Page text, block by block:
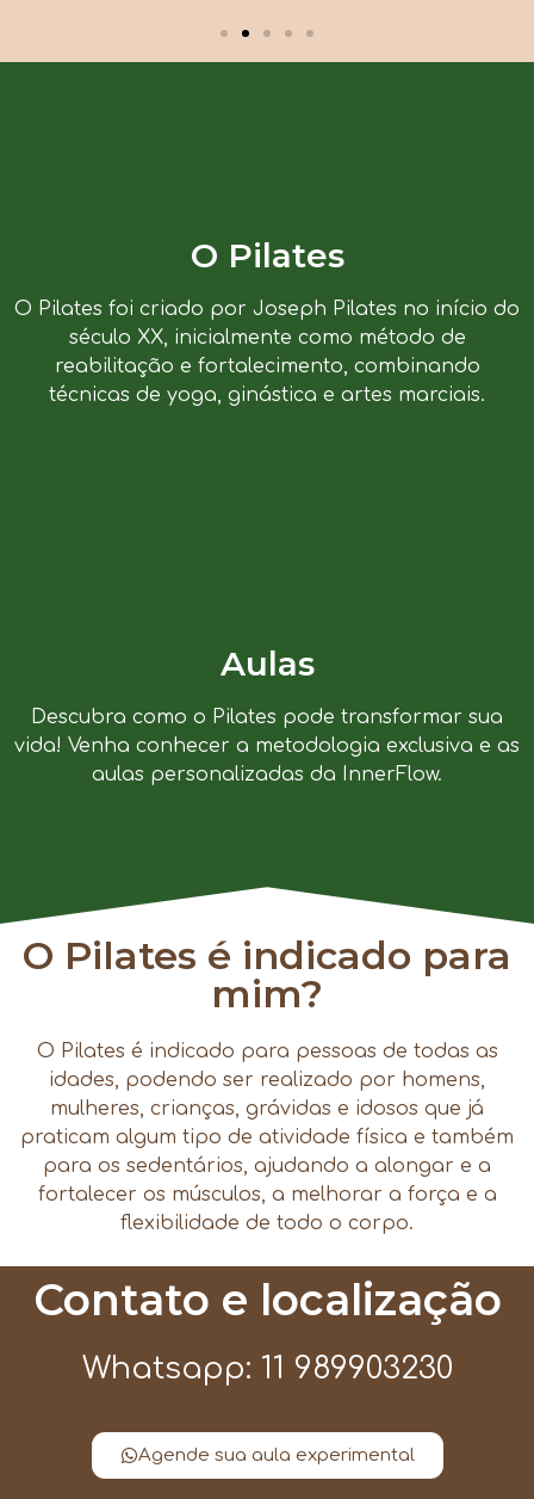
O Pilates
O Pilates foi criado por Joseph Pilates no início do
século XX, inicialmente como método de
reabilitação e fortalecimento, combinando
técnicas de yoga, ginástica e artes marciais.
Aulas
Descubra como o Pilates pode transformar sua
vida! Venha conhecer a metodologia exclusiva e as
aulas personalizadas da InnerFlow.
O Pilates é indicado para
mim?
O Pilates é indicado para pessoas de todas as
idades, podendo ser realizado por homens,
mulheres, crianças, grávidas e idosos que já
praticam algum tipo de atividade física e também
para os sedentários, ajudando a alongar e a
fortalecer os músculos, a melhorar a força e a
flexibilidade de todo o corpo.
Contato e localização
Whatsapp: 11 989903230
Agende sua aula experimental